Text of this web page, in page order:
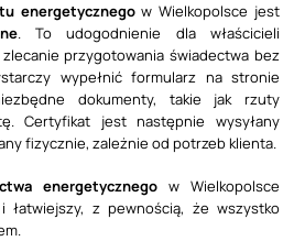
energetycznegow Wielkopolsce jest
. To udogodnienie dla właścicieli
przygotowania świadectwa bez
wypełnić formularz na stronie
dokumenty, takie jak rzuty
Certyfikat jest następnie wysyłany
fizycznie, zależnie od potrzeb klienta.
energetycznego w Wielkopolsce
z pewnością, że wszystko